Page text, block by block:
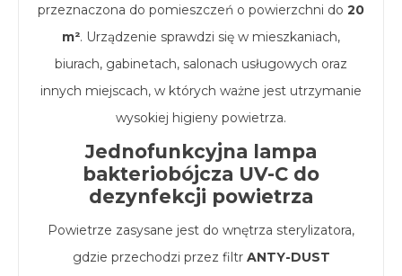
przeznaczona do pomieszczeń o powierzchni do 20
m². Urządzenie sprawdzi się w mieszkaniach,
biurach, gabinetach, salonach usługowych oraz
innych miejscach, w których ważne jest utrzymanie
wysokiej higieny powietrza.
Jednofunkcyjna lampa
bakteriobójcza UV-C do
dezynfekcji powietrza
Powietrze zasysane jest do wnętrza sterylizatora,
gdzie przechodzi przez filtr ANTY-DUST